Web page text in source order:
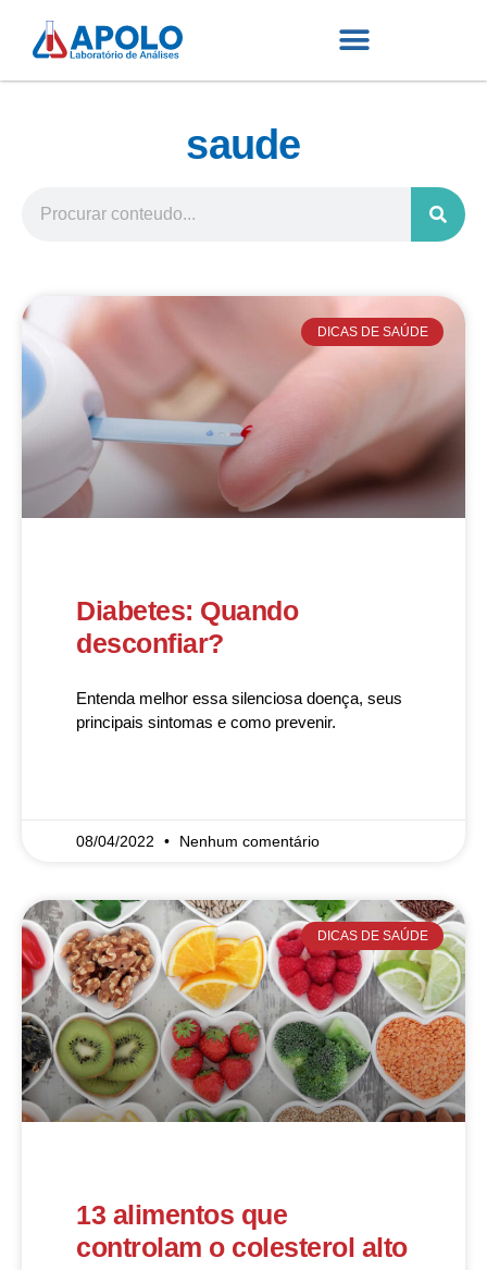
saude
DICAS DE SAÚDE
Diabetes: Quando
desconfiar?
Entenda melhor essa silenciosa doença, seus
principais sintomas e como prevenir.
08/04/2022 Nenhum comentário
DICAS DE SAÚDE
13 alimentos que
controlam o colesterol alto